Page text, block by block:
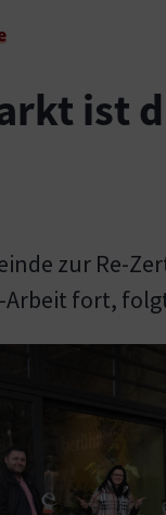
ist
zur Re-
fort, folgt